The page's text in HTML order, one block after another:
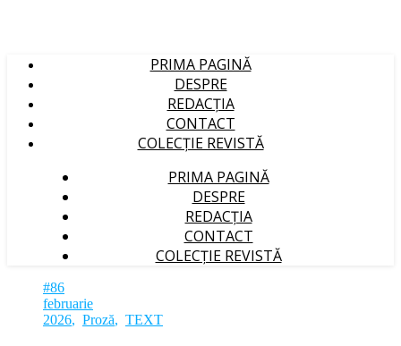
PRIMA PAGINĂ
DESPRE
REDACȚIA
CONTACT
COLECȚIE REVISTĂ
PRIMA PAGINĂ
DESPRE
REDACȚIA
CONTACT
COLECȚIE REVISTĂ
#86
februarie
2026, Proză, TEXT